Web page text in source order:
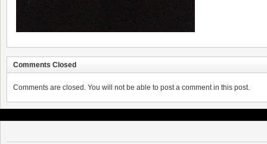
Comments Closed
Comments are closed. You will not be able to post a comment in this post.